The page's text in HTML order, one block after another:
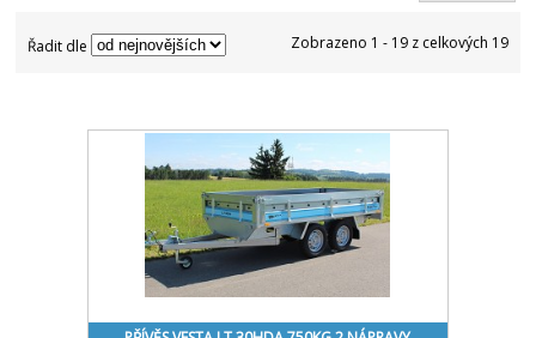
Řadit dle Zobrazeno 1 - 19 z celkových 19